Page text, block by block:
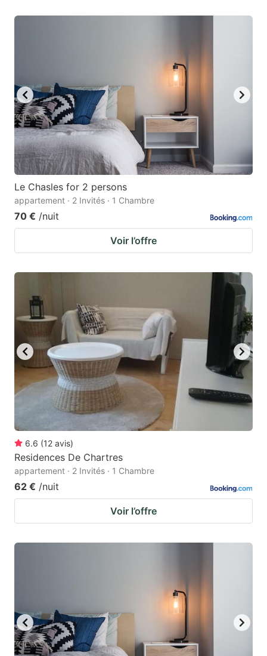
Le Chasles for 2 persons
appartement · 2 Invités · 1 Chambre
70 € /nuit
Voir l’offre
6.6 (12 avis)
Residences De Chartres
appartement · 2 Invités · 1 Chambre
62 € /nuit
Voir l’offre